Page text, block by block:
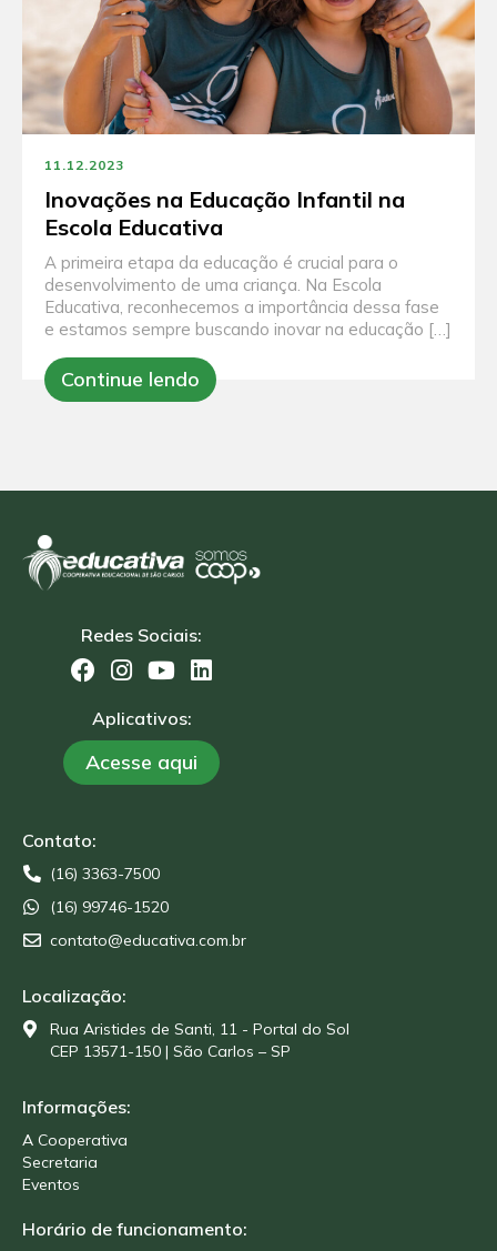
11.12.2023
Inovações na Educação Infantil na
Escola Educativa
A primeira etapa da educação é crucial para o
desenvolvimento de uma criança. Na Escola
Educativa, reconhecemos a importância dessa fase
e estamos sempre buscando inovar na educação […]
Continue lendo
Redes Sociais:
Aplicativos:
Acesse aqui
Contato:
(16) 3363-7500
(16) 99746-1520
contato@educativa.com.br
Localização:
Rua Aristides de Santi, 11 - Portal do Sol
CEP 13571-150 | São Carlos – SP
Informações:
A Cooperativa
Secretaria
Eventos
Horário de funcionamento: